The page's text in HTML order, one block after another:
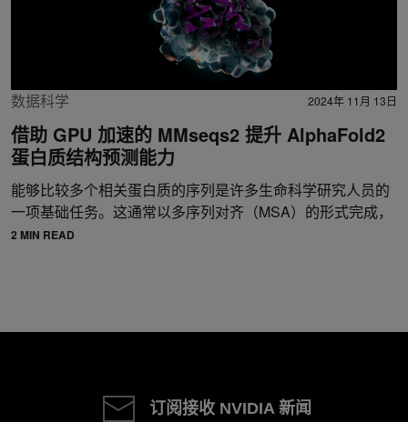
数据科学 2024年 11月 13日
借助 GPU 加速的 MMseqs2 提升 AlphaFold2
蛋白质结构预测能力
能够比较多个相关蛋白质的序列是许多生命科学研究人员的
一项基础任务。这通常以多序列对齐（MSA）的形式完成，
2 MIN READ
订阅接收 NVIDIA 新闻